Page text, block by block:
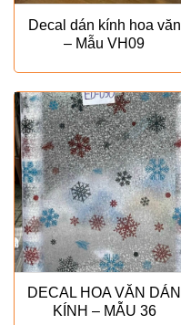
Decal dán kính hoa văn
– Mẫu VH09
DECAL HOA VĂN DÁN
KÍNH – MẪU 36